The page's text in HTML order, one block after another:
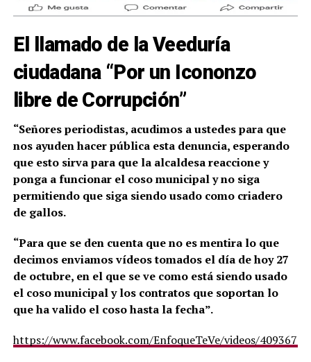
El llamado de la Veeduría
ciudadana “Por un Icononzo
libre de Corrupción”
“Señores periodistas, acudimos a ustedes para que
nos ayuden hacer pública esta denuncia, esperando
que esto sirva para que la alcaldesa reaccione y
ponga a funcionar el coso municipal y no siga
permitiendo que siga siendo usado como criadero
de gallos.
“Para que se den cuenta que no es mentira lo que
decimos enviamos vídeos tomados el día de hoy 27
de octubre, en el que se ve como está siendo usado
el coso municipal y los contratos que soportan lo
que ha valido el coso hasta la fecha”.
https://www.facebook.com/EnfoqueTeVe/videos/